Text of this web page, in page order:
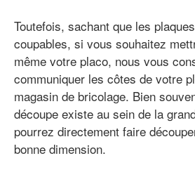
Toutefois, sachant que les
coupables, si vous souhaitez
même votre placo, nous vous
communiquer les côtes de votre
magasin de bricolage. Bien
découpe existe au sein de la
pourrez directement faire
bonne dimension.